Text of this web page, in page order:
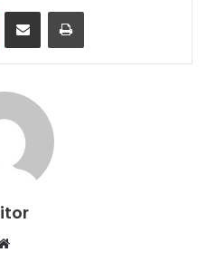
Compartilhar via e-mail Imprimir
Website